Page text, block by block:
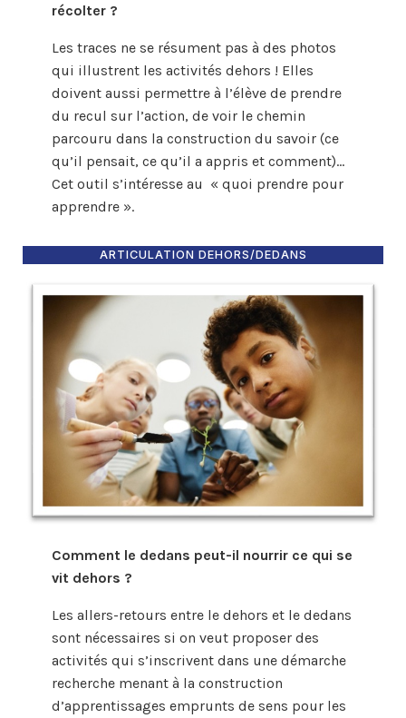
récolter ?
Les traces ne se résument pas à des photos
qui illustrent les activités dehors ! Elles
doivent aussi permettre à l’élève de prendre
du recul sur l’action, de voir le chemin
parcouru dans la construction du savoir (ce
qu’il pensait, ce qu’il a appris et comment)…
Cet outil s’intéresse au « quoi prendre pour
apprendre ».
ARTICULATION DEHORS/DEDANS
Comment le dedans peut-il nourrir ce qui se
vit dehors ?
Les allers-retours entre le dehors et le dedans
sont nécessaires si on veut proposer des
activités qui s’inscrivent dans une démarche
recherche menant à la construction
d’apprentissages emprunts de sens pour les